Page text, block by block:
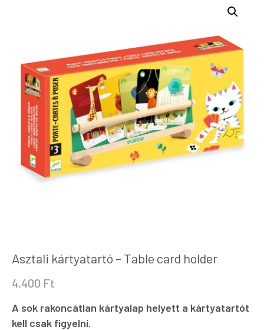
Asztali kártyatartó – Table card holder
4.400 Ft
A sok rakoncátlan kártyalap helyett a kártyatartót
kell csak figyelni.